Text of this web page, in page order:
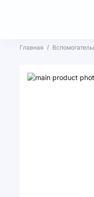
Главная
Пропустить